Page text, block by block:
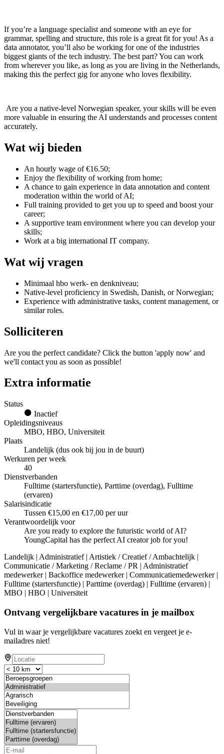
If you’re a language specialist and someone with an eye for
grammar, spelling and structure, this role is a great fit for you! As a
data annotator, you’ll also be working for one of the industries
biggest giants of the tech industry. The best part? You can work
from wherever you like, as long as you are living in the Netherlands,
making this the perfect gig for anyone who loves flexibility.
Are you a native-level Norwegian speaker, your skills will be even
more valuable in ensuring the AI understands and processes content
accurately.
Wat wij bieden
An hourly wage of €16.50;
Enjoy the flexibility of working from home;
A chance to gain experience in data annotation and content
moderation within the world of AI;
Full training provided to get you up to speed and boost your
career;
A supportive team environment where you can develop your
skills;
Work at a big international IT company.
Wat wij vragen
Minimaal hbo werk- en denkniveau;
Native-level proficiency in Swedish, Danish, or Norwegian;
Experience with administrative tasks, content management, or
similar roles.
Solliciteren
Are you the perfect candidate? Click the button 'apply now' and
we'll contact you as soon as possible!
Extra informatie
Status
Inactief
Opleidingsniveaus
MBO, HBO, Universiteit
Plaats
Landelijk (dus ook bij jou in de buurt)
Werkuren per week
40
Dienstverbanden
Fulltime (startersfunctie), Parttime (overdag), Fulltime
(ervaren)
Salarisindicatie
Tussen €15,00 en €17,00 per uur
Verantwoordelijk voor
Are you ready to explore the futuristic world of AI?
YoungCapital has the perfect AI creator job for you!
Landelijk | Administratief | Artistiek / Creatief / Ambachtelijk |
Communicatie / Marketing / Reclame / PR | Administratief
medewerker | Backoffice medewerker | Communicatiemedewerker |
Fulltime (startersfunctie) | Parttime (overdag) | Fulltime (ervaren) |
MBO | HBO | Universiteit
Ontvang vergelijkbare vacatures in je mailbox
Vul in waar je vergelijkbare vacatures zoekt en vergeet je e-
mailadres niet!